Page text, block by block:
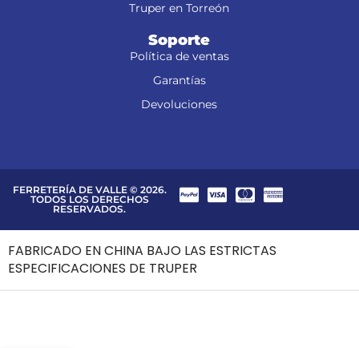
Truper en Torreón
Soporte
Política de ventas
Garantías
Devoluciones
FERRETERÍA DE VALLE © 2026.
TODOS LOS DERECHOS
RESERVADOS.
FABRICADO EN CHINA BAJO LAS ESTRICTAS
ESPECIFICACIONES DE TRUPER